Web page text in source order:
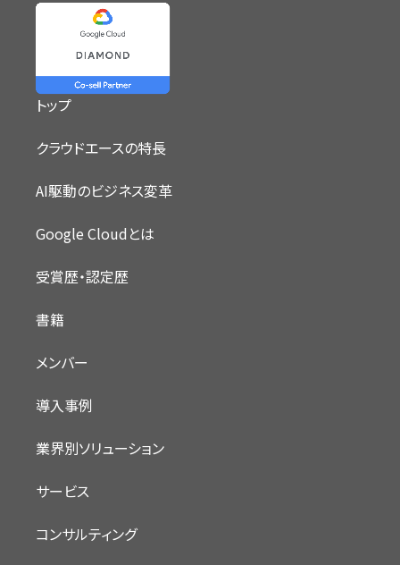
トップ
クラウドエースの特長
AI駆動のビジネス変革
Google Cloudとは
受賞歴・認定歴
書籍
メンバー
導入事例
業界別ソリューション
サービス
コンサルティング